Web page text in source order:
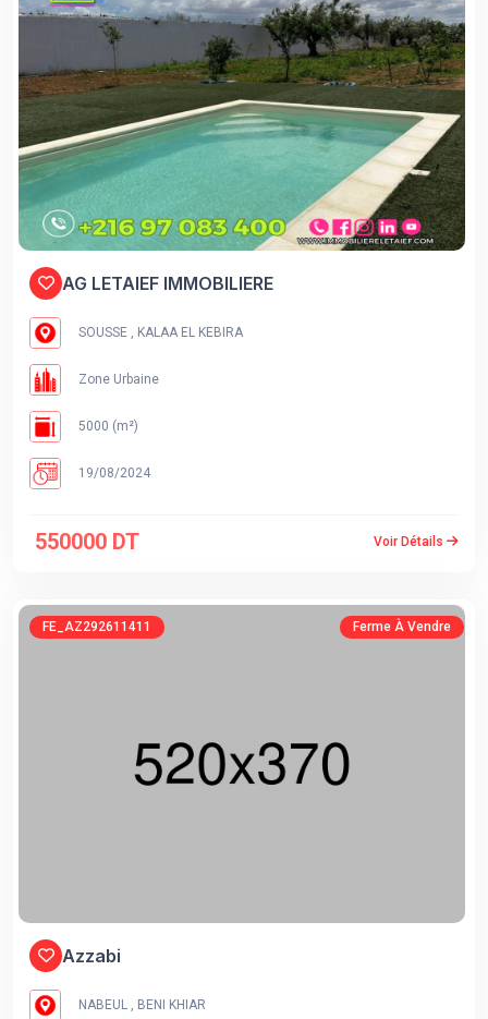
AG LETAIEF IMMOBILIERE
SOUSSE , KALAA EL KEBIRA
Zone Urbaine
5000 (m²)
19/08/2024
550000 DT Voir Détails
FE_AZ292611411 Ferme À Vendre
Azzabi
NABEUL , BENI KHIAR